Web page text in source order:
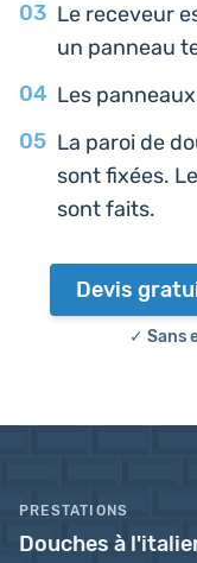
Le rece­veur
un panneau
Les
La paroi de
sont fixées.
sont faits.
Devis
✓ Sans
PRESTATIONS
Douches à